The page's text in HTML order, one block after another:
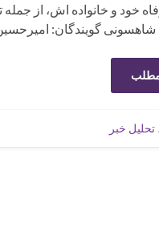
خود و خانواده اش، از
شاهسونی گویندگان:
تحلیل خبر